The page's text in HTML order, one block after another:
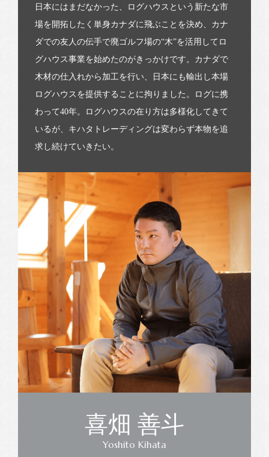
日本にはまだなかった、ログハウスという新たな市
場を開拓したく単身カナダに飛ぶことを決め、カナ
ダでの友人の伝手で廃ゴルフ場の“木”を活用してロ
グハウス事業を始めたのがきっかけです。カナダで
木材の仕入れから加工を行い、日本にも輸出し本場
ログハウスを提供することに拘りました。ログに携
わって40年。ログハウスの在り方は多様化してきて
いるが、キハタトレーディングは変わらず本物を追
求し続けていきたい。
喜畑 善斗
Yoshito Kihata